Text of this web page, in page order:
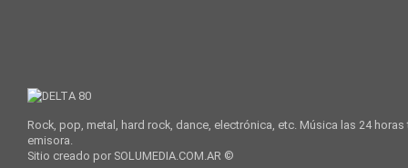
Rock, pop, metal, hard rock, dance, electrónica, etc. Música las 24
emisora.
Sitio creado por SOLUMEDIA.COM.AR ©